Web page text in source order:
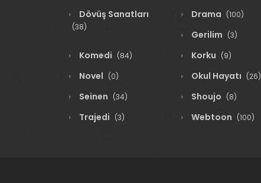
Dövüş Sanatları
(38)
Drama (100)
Gerilim (3)
Komedi (84) Korku (9)
Novel (0) Okul Hayatı (26)
Seinen (34) Shoujo (8)
Trajedi (3) Webtoon (100)